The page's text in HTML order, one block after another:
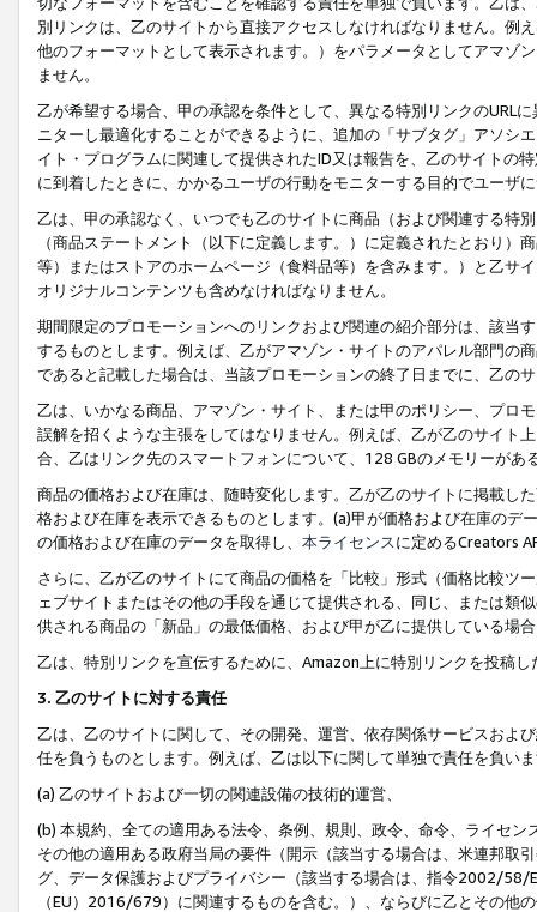
別リンクは、乙のサイトから直接アクセスしなければなりません。例
他のフォーマットとして表示されます。）をパラメータとしてアマゾ
ません。
乙が希望する場合、甲の承認を条件として、異なる特別リンクのURL
ニターし最適化することができるように、追加の「サブタグ」アソシ
イト・プログラムに関連して提供されたID又は報告を、乙のサイトの
に到着したときに、かかるユーザの行動をモニターする目的でユーザ
乙は、甲の承認なく、いつでも乙のサイトに商品（および関連する特
（商品ステートメント（以下に定義します。）に定義されたとおり
等）またはストアのホームページ（食料品等）を含みます。）と乙サ
オリジナルコンテンツも含めなければなりません。
期間限定のプロモーションへのリンクおよび関連の紹介部分は、該当
するものとします。例えば、乙がアマゾン・サイトのアパレル部門の
であると記載した場合は、当該プロモーションの終了日までに、乙の
乙は、いかなる商品、アマゾン・サイト、または甲のポリシー、プロ
誤解を招くような主張をしてはなりません。例えば、乙が乙のサイト
合、乙はリンク先のスマートフォンについて、128 GBのメモリーがあ
商品の価格および在庫は、随時変化します。乙が乙のサイトに掲載し
格および在庫を表示できるものとします。(a)甲が価格および在庫の
の価格および在庫のデータを取得し、 本ライセンスに定めるCreators
さらに、乙が乙のサイトにて商品の価格を「比較」形式（価格比較ツ
ェブサイトまたはその他の手段を通じて提供される、同じ、または類
供される商品の「新品」の最低価格、および甲が乙に提供している場
乙は、特別リンクを宣伝するために、Amazon上に特別リンクを投稿
3. 乙のサイトに対する責任
乙は、乙のサイトに関して、その開発、運営、依存関係サービスおよ
任を負うものとします。例えば、乙は以下に関して単独で責任を負い
(a) 乙のサイトおよび一切の関連設備の技術的運営、
(b) 本規約、全ての適用ある法令、条例、規則、政令、命令、ライセ
その他の適用ある政府当局の要件（開示（該当する場合は、米連邦取
グ、データ保護およびプライバシー（該当する場合は、指令2002/58/
（EU）2016/679）に関連するものを含む。）、ならびに乙とその他